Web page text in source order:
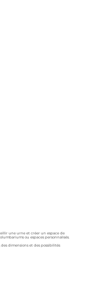
une urne et créer un espace de
ou espaces personnalisés.
dimensions et des possibilités